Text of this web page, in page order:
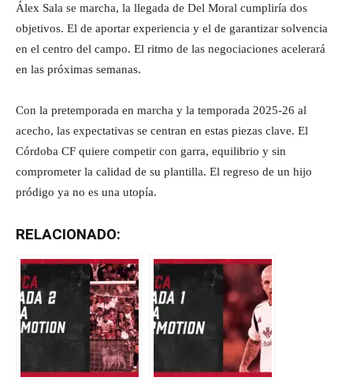
Álex Sala se marcha, la llegada de Del Moral cumpliría dos
objetivos. El de aportar experiencia y el de garantizar solvencia
en el centro del campo. El ritmo de las negociaciones acelerará
en las próximas semanas.
Con la pretemporada en marcha y la temporada 2025‑26 al
acecho, las expectativas se centran en estas piezas clave. El
Córdoba CF quiere competir con garra, equilibrio y sin
comprometer la calidad de su plantilla. El regreso de un hijo
pródigo ya no es una utopía.
RELACIONADO: